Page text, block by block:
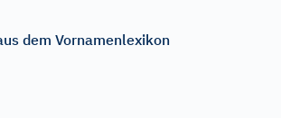
dem Vornamenlexikon